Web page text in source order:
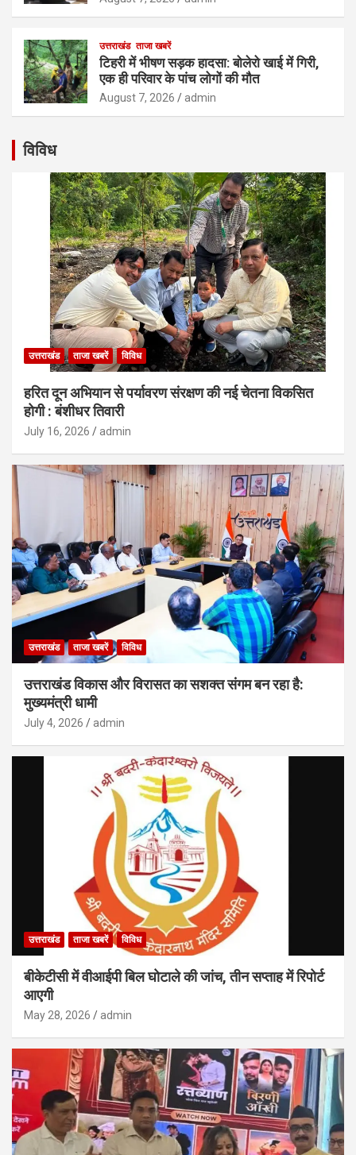
उत्तराखंड ताजा खबरें
टिहरी में भीषण सड़क हादसा: बोलेरो खाई में गिरी,
एक ही परिवार के पांच लोगों की मौत
August 7, 2026 admin
विविध
उत्तराखंड ताजा खबरें विविध
हरित दून अभियान से पर्यावरण संरक्षण की नई चेतना विकसित
होगी : बंशीधर तिवारी
July 16, 2026 admin
उत्तराखंड ताजा खबरें विविध
उत्तराखंड विकास और विरासत का सशक्त संगम बन रहा है:
मुख्यमंत्री धामी
July 4, 2026 admin
उत्तराखंड ताजा खबरें विविध
बीकेटीसी में वीआईपी बिल घोटाले की जांच, तीन सप्ताह में रिपोर्ट
आएगी
May 28, 2026 admin